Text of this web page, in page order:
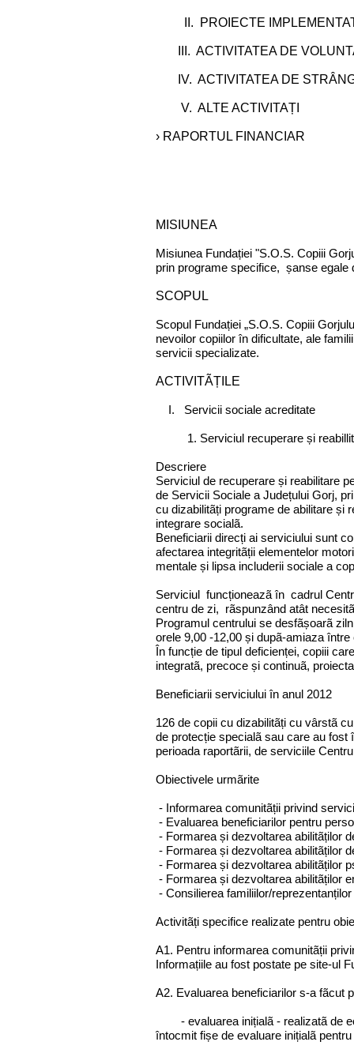
II. PROIECTE
III. ACTIVITATEA DE
IV. ACTIVITATEA DE
V. ALTE ACTIVITAȚI
› RAPORTUL FINANCIAR
MISIUNEA
Misiunea Fundației "S.O.S. Copiii
prin programe specifice, șanse egale
SCOPUL
Scopul Fundației „S.O.S. Copiii
nevoilor copiilor în dificultate, ale
servicii specializate.
ACTIVITÃȚILE
I. Servicii sociale acreditate
1. Serviciul recuperare și
Descriere
Serviciul de recuperare și reabilitare
de Servicii Sociale a Județului Gorj,
cu dizabilitãți programe de abilitare și
integrare socialã.
Beneficiarii direcți ai serviciului sunt
afectarea integritãții elementelor
mentale și lipsa includerii sociale a
Serviciul funcționeazã în cadrul
centru de zi, rãspunzând atât
Programul centrului se desfãșoarã
orele 9,00 -12,00 și dupã-amiaza între
În funcție de tipul deficienței, copiii
integratã, precoce și continuã,
Beneficiarii serviciului în anul 2012
126 de copii cu dizabilitãți cu vârstã
de protecție specialã sau care au
perioada raportãrii, de serviciile
Obiectivele urmãrite
- Informarea comunitãții privind
- Evaluarea beneficiarilor pentru
- Formarea și dezvoltarea abilitãților
- Formarea și dezvoltarea abilitãților
- Formarea și dezvoltarea abilitãților
- Formarea și dezvoltarea abilitãților
- Consilierea familiilor/
Activitãți specifice realizate pentru
A1. Pentru informarea comunitãții
Informațiile au fost postate pe site-ul
A2. Evaluarea beneficiarilor s-a fãcut
- evaluarea inițialã - realizatã de
întocmit fișe de evaluare inițialã